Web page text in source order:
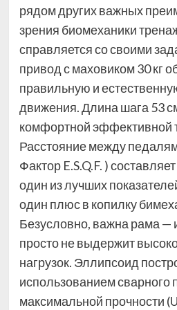
рядом других важных
зрения биомеханики
справляется со своими
привод с маховиком 30 кг
правильную и
движения. Длина шага 53
комфортной эффективной
Расстояние между
Фактор E.S.Q.F. )
один из лучших
один плюс в копилку
Безусловно, важна рама —
просто не выдержит
нагрузок. Эллипсоид
использованием сварного
максимальной прочности